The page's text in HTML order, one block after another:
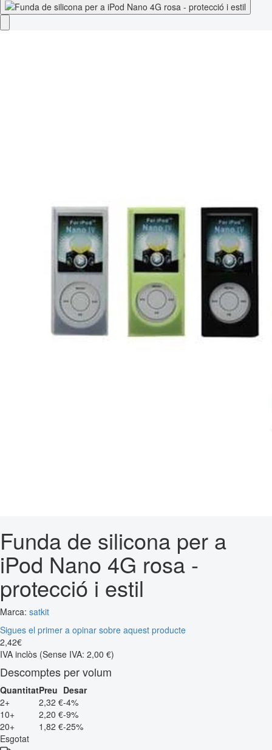
Funda de silicona per a
iPod Nano 4G rosa -
protecció i estil
Marca: satkit
Sigues el primer a opinar sobre aquest producte
2,42€
IVA inclòs (Sense IVA: 2,00 €)
Descomptes per volum
QuantitatPreu Desar
2+
2,32 €-4%
10+
2,20 €-9%
20+
1,82 €-25%
Esgotat